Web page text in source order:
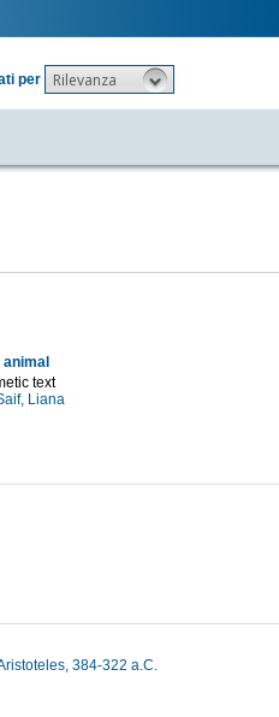
per Rilevanza
text
Liana
384-322 a.C.